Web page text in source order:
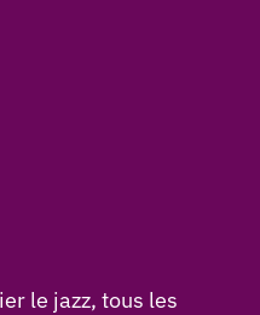
le jazz, tous les